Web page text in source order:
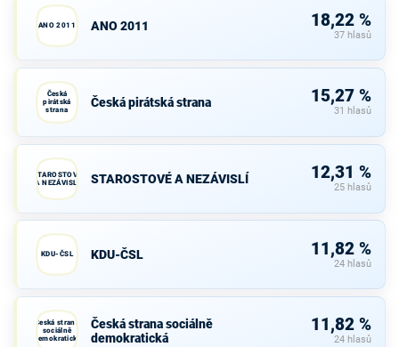
ANO 2011 ANO 2011 18,22 %
37 hlasů
Česká
pirátská
strana
Česká pirátská strana 15,27 %
31 hlasů
STAROSTOVÉ
A NEZÁVISLÍ
STAROSTOVÉ A NEZÁVISLÍ 12,31 %
25 hlasů
KDU-ČSL KDU-ČSL 11,82 %
24 hlasů
Česká strana
sociálně
demokratická
Česká strana sociálně
demokratická
11,82 %
24 hlasů